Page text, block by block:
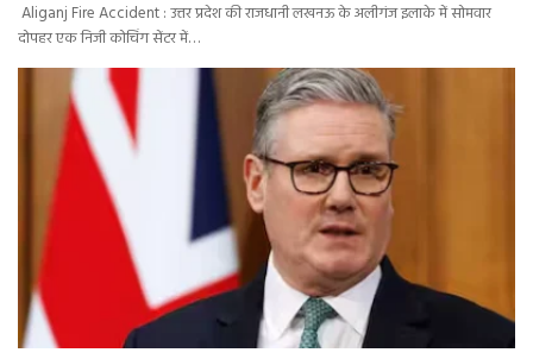
Aliganj Fire Accident : उत्तर प्रदेश की राजधानी लखनऊ के अलीगंज इलाके में सोमवार
दोपहर एक निजी कोचिंग सेंटर में…